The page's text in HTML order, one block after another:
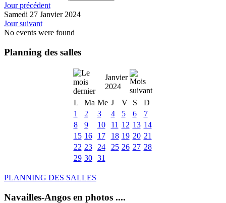
Jour précédent
Samedi 27 Janvier 2024
Jour suivant
No events were found
Planning des salles
Janvier
2024
L
Ma Me J V S
D
1
2 3 4 5 6
7
8
9 10 11 12 13 14
15 16 17 18 19 20 21
22 23 24 25 26 27 28
29 30 31
PLANNING DES SALLES
Navailles-Angos en photos ....